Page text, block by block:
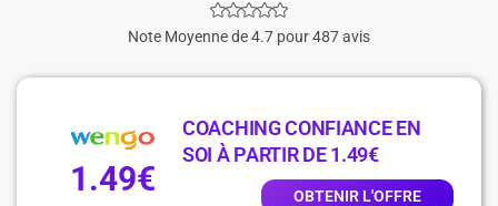
Note Moyenne de 4.7 pour 487 avis
1.49€
COACHING CONFIANCE EN
SOI À PARTIR DE 1.49€
OBTENIR L'OFFRE